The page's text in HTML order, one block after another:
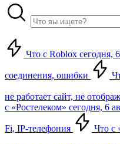
Что с Roblox сегодня,
соединения, ошибки
не работает сайт, не
с «Ростелеком» сегодня, 6
Fi, IP-телефония Что с